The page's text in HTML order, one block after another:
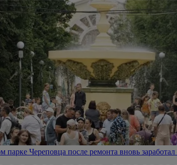
парке Череповца после ремонта вновь